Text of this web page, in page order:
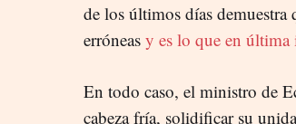
de los últimos días demuestra
erróneas y es lo que en
En todo caso, el ministro de
cabeza fría, solidificar su